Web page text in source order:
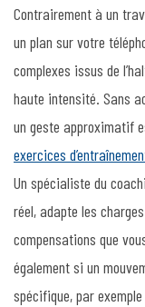
Contrairement à un
un plan sur votre
complexes issus de
haute intensité. Sans
un geste approximatif
exercices
Un spécialiste du
réel, adapte les
compensations que
également si un
spécifique, par